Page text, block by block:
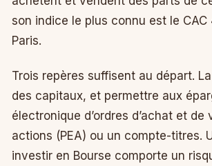
son indice le plus connu est le
Paris.
Trois repères suffisent au départ.
des capitaux, et permettre aux
électronique d’ordres d’achat et
actions (PEA) ou un compte-titres.
investir en Bourse comporte un